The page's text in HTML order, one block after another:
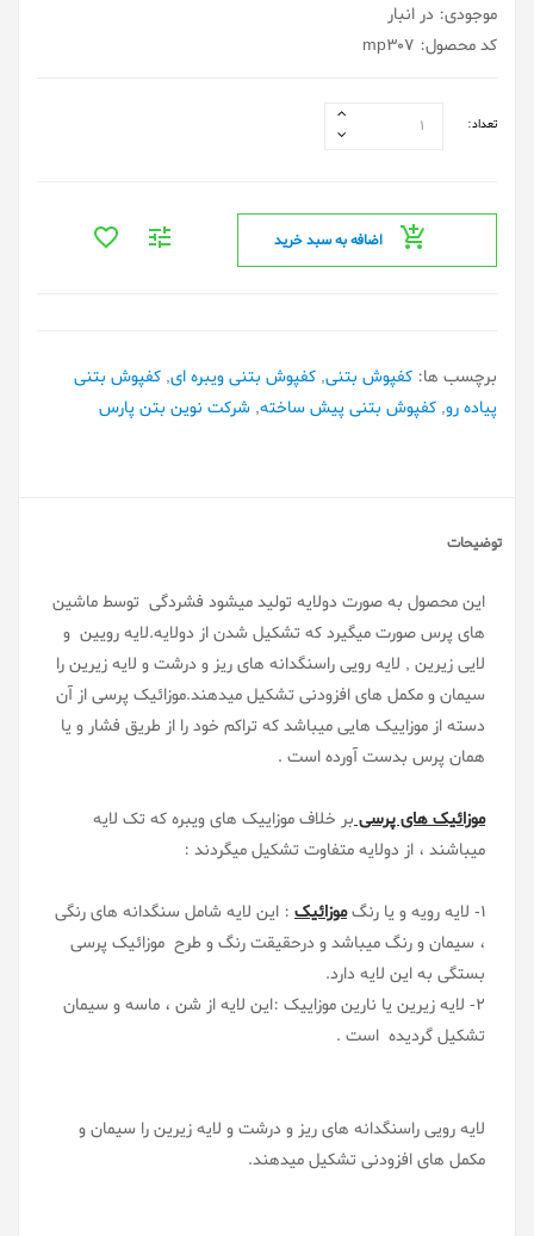
موجودی: در انبار
کد محصول: mp307
تعداد:
اضافه به سبد خرید
برچسب ها: کفپوش بتنی, کفپوش بتنی ویبره ای, کفپوش بتنی
پیاده رو, کفپوش بتنی پیش ساخته, شرکت نوین بتن پارس
توضیحات
این محصول به صورت دولایه تولید میشود فشردگی توسط ماشین
های پرس صورت میگیرد که تشکیل شدن از دولایه.لایه رویین و
لایی زیرین , لایه رویی راسنگدانه های ریز و درشت و لایه زیرین را
سیمان و مکمل های افزودنی تشکیل میدهند.موزائیک پرسی از آن
دسته از موزاییک هایی میباشد که تراکم خود را از طریق فشار و یا
همان پرس بدست آورده است .
موزائیک های پرسیبر خلاف موزاییک های ویبره که تک لایه
میباشند ، از دولایه متفاوت تشکیل میگردند :
1- لایه رویه و یا رنگ موزائیک : این لایه شامل سنگدانه های رنگی
، سیمان و رنگ میباشد و درحقیقت رنگ و طرح موزائیک پرسی
بستگی به این لایه دارد.
2- لایه زیرین یا نارین موزاییک :این لایه از شن ، ماسه و سیمان
تشکیل گردیده است .
لایه رویی راسنگدانه های ریز و درشت و لایه زیرین را سیمان و
مکمل های افزودنی تشکیل میدهند.